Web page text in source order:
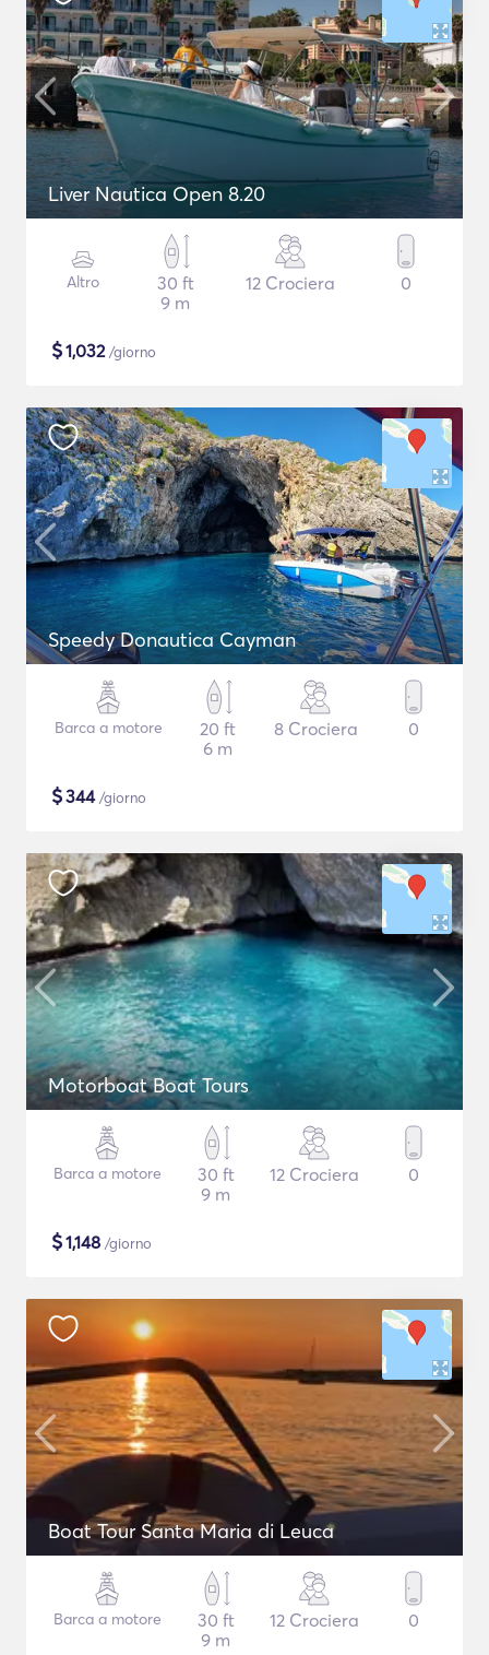
Liver Nautica Open 8.20
Altro
30 ft
9 m
12 Crociera 0
$1,032/giorno
Speedy Donautica Cayman
Barca a motore
20 ft
6 m
8 Crociera 0
$344/giorno
Motorboat Boat Tours
Barca a motore
30 ft
9 m
12 Crociera 0
$1,148 /giorno
Boat Tour Santa Maria di Leuca
Barca a motore
30 ft
9 m
12 Crociera 0